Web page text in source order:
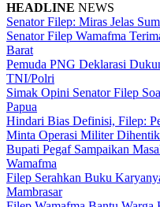
HEADLINE NEWS
Senator Filep: Miras Jelas
Senator Filep Wamafma
Barat
Pemuda PNG Deklarasi
TNI/Polri
Simak Opini Senator Filep
Papua
Hindari Bias Definisi, Filep:
Minta Operasi Militer
Bupati Pegaf Sampaikan
Wamafma
Filep Serahkan Buku
Mambrasar